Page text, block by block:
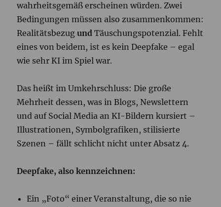
wahrheitsgemäß erscheinen würden. Zwei
Bedingungen müssen also zusammenkommen:
Realitätsbezugund Täuschungspotenzial. Fehlt
eines von beidem, ist es kein Deepfake – egal
wie sehr KI im Spiel war.
Das heißt im Umkehrschluss: Die große
Mehrheit dessen, was in Blogs, Newslettern
und auf Social Media an KI-Bildern kursiert –
Illustrationen, Symbolgrafiken, stilisierte
Szenen – fällt schlicht nicht unter Absatz 4.
Deepfake, also kennzeichnen:
Ein „Foto“ einer Veranstaltung, die so nie